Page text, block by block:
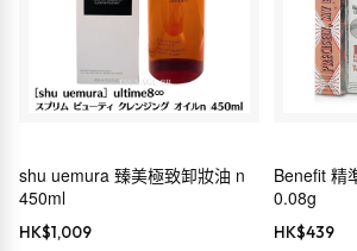
shu uemura 臻美極致卸妝油 n
450ml
HK$1,009
Benefit 精
0.08g
HK$439